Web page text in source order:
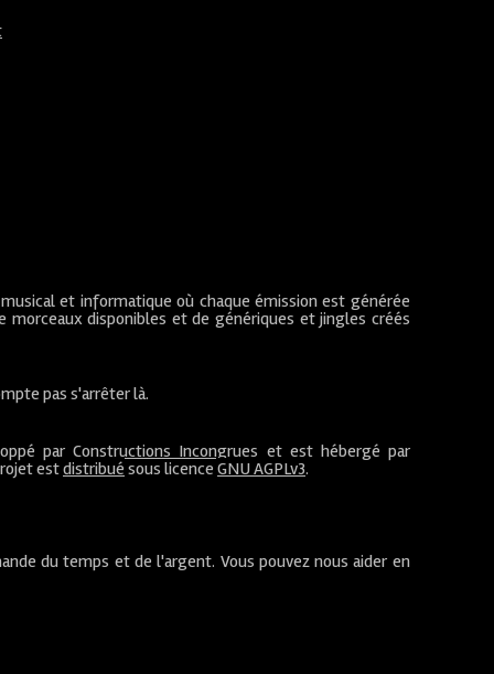
et informatique où chaque émission est générée
morceaux disponibles et de génériques et jingles créés
pas s'arrêter là.
parConstructions Incongrues et est hébergé par
estdistribué sous licence GNU AGPLv3.
du temps et de l'argent. Vous pouvez nous aider en